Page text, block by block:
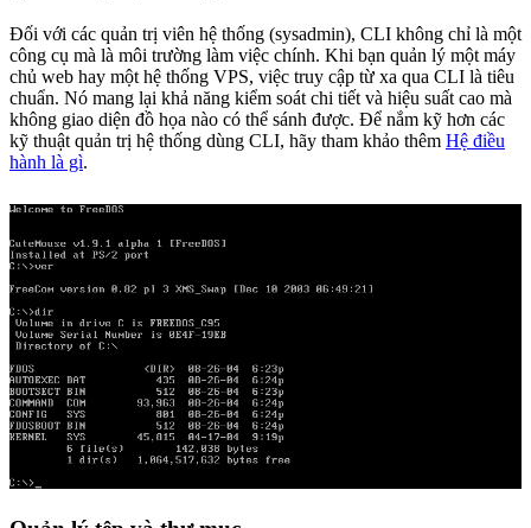
Đối với các quản trị viên hệ thống (sysadmin), CLI không chỉ là một
công cụ mà là môi trường làm việc chính. Khi bạn quản lý một máy
chủ web hay một hệ thống VPS, việc truy cập từ xa qua CLI là tiêu
chuẩn. Nó mang lại khả năng kiểm soát chi tiết và hiệu suất cao mà
không giao diện đồ họa nào có thể sánh được. Để nắm kỹ hơn các
kỹ thuật quản trị hệ thống dùng CLI, hãy tham khảo thêm Hệ điều
hành là gì.